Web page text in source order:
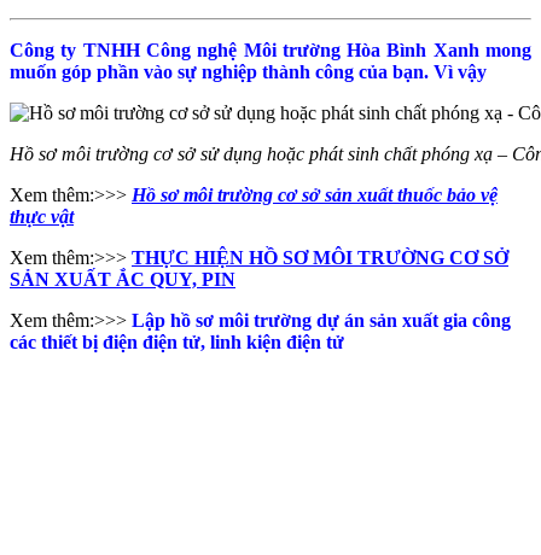
Công ty TNHH Công nghệ Môi trường Hòa Bình Xanh mong
muốn góp phần vào sự nghiệp thành công của bạn. Vì vậy
Hồ sơ môi trường cơ sở sử dụng hoặc phát sinh chất phóng xạ –
Xem thêm:>>> Hồ sơ môi trường cơ sở sản xuất thuốc bảo vệ
thực vật
Xem thêm:>>> THỰC HIỆN HỒ SƠ MÔI TRƯỜNG CƠ SỞ
SẢN XUẤT ẮC QUY, PIN
Xem thêm:>>> Lập hồ sơ môi trường dự án sản xuất gia công
các thiết bị điện điện tử, linh kiện điện tử